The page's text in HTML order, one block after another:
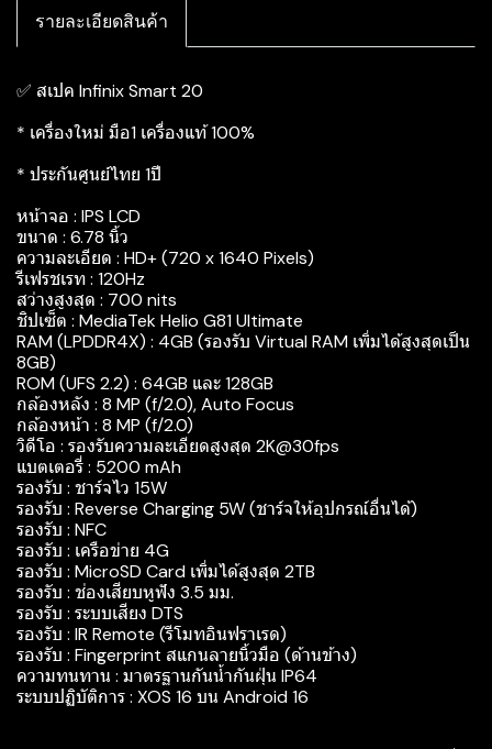
รายละเอียดสินค้า
✅ สเปค Infinix Smart 20
* เครื่องใหม่ มือ1 เครื่องแท้ 100%
* ประกันศูนย์ไทย 1ปี
หน้าจอ : IPS LCD
ขนาด : 6.78 นิ้ว
ความละเอียด : HD+ (720 x 1640 Pixels)
รีเฟรชเรท : 120Hz
สว่างสูงสุด : 700 nits
ชิปเซ็ต : MediaTek Helio G81 Ultimate
RAM (LPDDR4X) : 4GB (รองรับ Virtual RAM เพิ่มได้สูงสุดเป็น
8GB)
ROM (UFS 2.2) : 64GB และ 128GB
กล้องหลัง : 8 MP (f/2.0), Auto Focus
กล้องหน้า : 8 MP (f/2.0)
วิดีโอ : รองรับความละเอียดสูงสุด 2K@30fps
แบตเตอรี่ : 5200 mAh
รองรับ : ชาร์จไว 15W
รองรับ : Reverse Charging 5W (ชาร์จให้อุปกรณ์อื่นได้)
รองรับ : NFC
รองรับ : เครือข่าย 4G
รองรับ : MicroSD Card เพิ่มได้สูงสุด 2TB
รองรับ : ช่องเสียบหูฟัง 3.5 มม.
รองรับ : ระบบเสียง DTS
รองรับ : IR Remote (รีโมทอินฟราเรด)
รองรับ : Fingerprint สแกนลายนิ้วมือ (ด้านข้าง)
ความทนทาน : มาตรฐานกันน้ำกันฝุ่น IP64
ระบบปฏิบัติการ : XOS 16 บน Android 16